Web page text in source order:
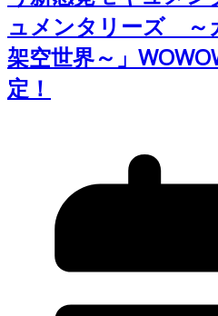
ュメンタリーズ ～
架空世界～」
定！